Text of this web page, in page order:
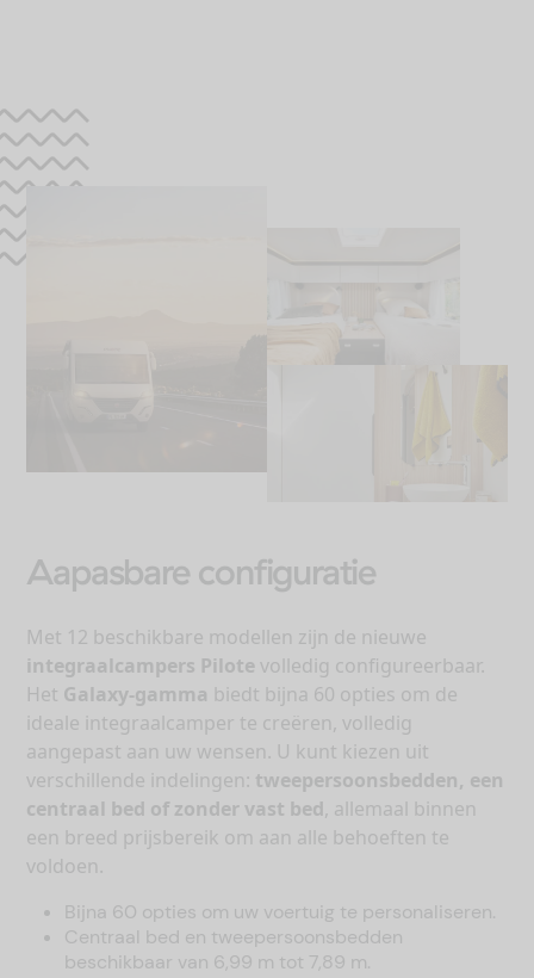
Aapasbare configuratie
Met 12 beschikbare modellen zijn de nieuwe
integraalcampers Pilote volledig configureerbaar.
Het Galaxy-gamma biedt bijna 60 opties om de
ideale integraalcamper te creëren, volledig
aangepast aan uw wensen. U kunt kiezen uit
verschillende indelingen: tweepersoonsbedden, een
centraal bed of zonder vast bed, allemaal binnen
een breed prijsbereik om aan alle behoeften te
voldoen.
Bijna 60 opties om uw voertuig te personaliseren.
Centraal bed en tweepersoonsbedden
beschikbaar van 6,99 m tot 7,89 m.